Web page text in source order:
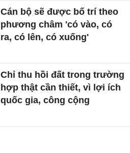
Cán bộ sẽ được bố trí theo
phương châm 'có vào, có
ra, có lên, có xuống'
Chỉ thu hồi đất trong trường
hợp thật cần thiết, vì lợi ích
quốc gia, công cộng